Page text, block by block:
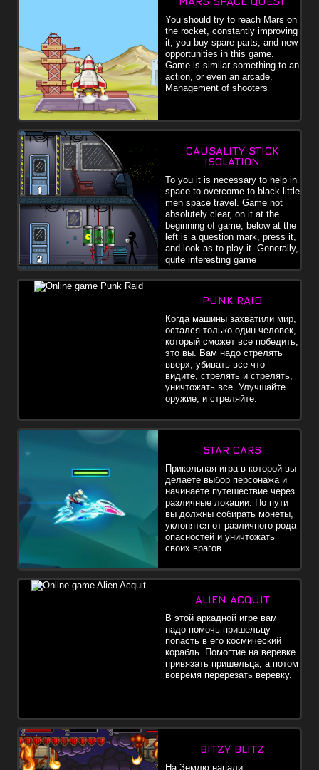
You should try to reach Mars on
the rocket, constantly improving
it, you buy spare parts, and new
opportunities in this game.
Game is similar something to an
action, or even an arcade.
Management of shooters
CAUSALITY STICK
ISOLATION
To you it is necessary to help in
space to overcome to black little
men space travel. Game not
absolutely clear, on it at the
beginning of game, below at the
left is a question mark, press it,
and look as to play it. Generally,
quite interesting game
PUNK RAID
Когда машины захватили мир,
остался только один человек,
который сможет все победить,
это вы. Вам надо стрелять
вверх, убивать все что
видите, стрелять и стрелять,
уничтожать все. Улучшайте
оружие, и стреляйте.
STAR CARS
Прикольная игра в которой вы
делаете выбор персонажа и
начинаете путешествие через
различные локации. По пути
вы должны собирать монеты,
уклонятся от различного рода
опасностей и уничтожать
своих врагов.
ALIEN ACQUIT
В этой аркадной игре вам
надо помочь пришельцу
попасть в его космический
корабль. Помогтие на веревке
привязать пришельца, а потом
вовремя перерезать веревку.
BITZY BLITZ
На Землю напали